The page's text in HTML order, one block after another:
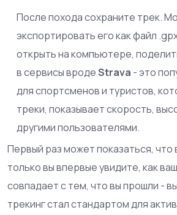
После похода сохраните трек.
экспортировать его как файл
открыть на компьютере,
в сервисы вродеStrava - это
для спортсменов и туристов,
треки, показывает скорость,
другими пользователями.
Первый раз может показаться, что
только вы впервые увидите, как
совпадает с тем, что вы прошли -
трекинг стал стандартом для